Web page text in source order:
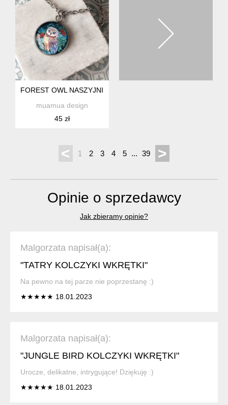
FOREST OWL NASZYJNIK DLA ELEGANCKIEJ KOBIETY
muamua design
45 zł
< 1 2 3 4 5 ... 39 >
Opinie o sprzedawcy
Jak zbieramy opinie?
Malgorzata napisał(a):
"TATRY KOLCZYKI WKRĘTKI"
Na pewno na tej parze nie poprzestanę :)
★★★★★ 18.01.2023
Malgorzata napisał(a):
"JUNGLE BIRD KOLCZYKI WKRĘTKI"
Urocze, delikatne, intrygujące! Dziękuję :)
★★★★★ 18.01.2023